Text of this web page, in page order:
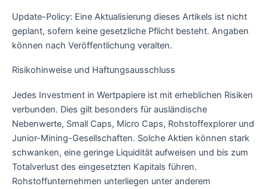
Update-Policy: Eine Aktualisierung dieses Artikels ist nicht
geplant, sofern keine gesetzliche Pflicht besteht. Angaben
können nach Veröffentlichung veralten.
Risikohinweise und Haftungsausschluss
Jedes Investment in Wertpapiere ist mit erheblichen Risiken
verbunden. Dies gilt besonders für ausländische
Nebenwerte, Small Caps, Micro Caps, Rohstoffexplorer und
Junior-Mining-Gesellschaften. Solche Aktien können stark
schwanken, eine geringe Liquidität aufweisen und bis zum
Totalverlust des eingesetzten Kapitals führen.
Rohstoffunternehmen unterliegen unter anderem